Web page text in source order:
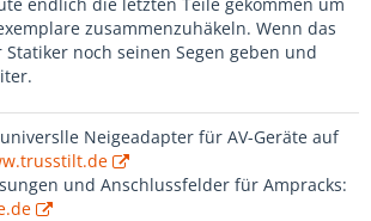
zusammenzuhäkeln. Wenn das
noch seinen Segen geben und
Neigeadapter für AV-Geräte auf
und Anschlussfelder für Ampracks: